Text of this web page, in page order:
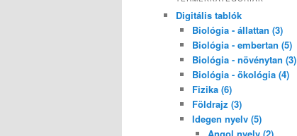
Digitális tablók
Biológia - állattan (3)
Biológia - embertan (5)
Biológia - növénytan (3)
Biológia - ökológia (4)
Fizika (6)
Földrajz (3)
Idegen nyelv (5)
Angol nyelv (2)